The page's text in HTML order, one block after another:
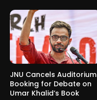
JNU Cancels Auditorium
Booking for Debate on
Umar Khalid’s Book